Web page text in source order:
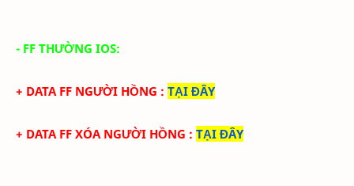
- FF THƯỜNG IOS:
+ DATA FF NGƯỜI HỒNG : TẠI ĐÂY
+ DATA FF XÓA NGƯỜI HỒNG : TẠI ĐÂY